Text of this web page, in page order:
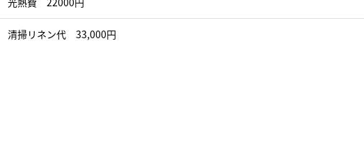
清掃リネン代 33,000円